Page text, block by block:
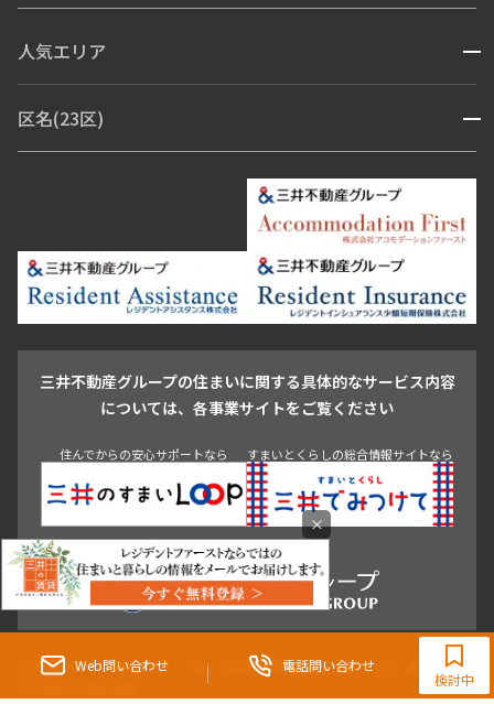
Web問い合わせ 電話問い合わせ
0120-321-983
9:30~18:00（水曜定休）
検討中
ブランドマンション
人気エリア 開閉
青山・表参道・原宿
市ヶ谷・神楽坂・飯田橋
三田・芝・浜松町
月島・勝どき・豊洲
本郷・春日・小石川
新宿・代々木
目白・高田馬場・早稲田
池尻大橋・三軒茶屋
祐天寺・学芸大学・自由が丘
駒沢・用賀・二子玉川
成城・砧
池袋・板橋・王子
青山 渋谷 東京・大手町 新宿 品川
目黒・中目黒
区名(23区) 開閉
江東区 台東区 墨田区
中野区
練馬区 荒川区
足立区
葛飾区
江戸川区
三井不動産グループの住まいに関する具体的なサービス内容
については、各事業サイトをご覧ください
住んでからの安心サポートなら すまいとくらしの総合情報サイトなら
東京都知事（3）第96482号 （一社） 不動産流通経営協会会員 （公社） 首都圏不動
×